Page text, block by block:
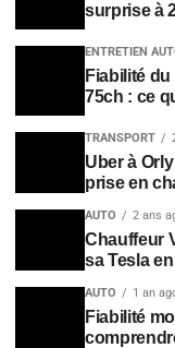
surprise à
ENTRETIEN
Fiabilité
75ch : ce
TRANSPORT
Uber à
prise en
AUTO 2 ans
Chauffeur
sa Tesla
AUTO 1 an
Fiabilité